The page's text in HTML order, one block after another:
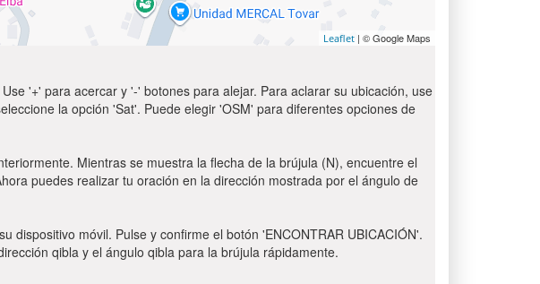
Leaflet | © Google Maps
'+' para acercar y '-' botones para alejar. Para aclarar su ubicación, use
la opción 'Sat'. Puede elegir 'OSM' para diferentes opciones de
Mientras se muestra la flecha de la brújula (N), encuentre el
puedes realizar tu oración en la dirección mostrada por el ángulo de
móvil. Pulse y confirme el botón 'ENCONTRAR UBICACIÓN'.
qibla y el ángulo qibla para la brújula rápidamente.